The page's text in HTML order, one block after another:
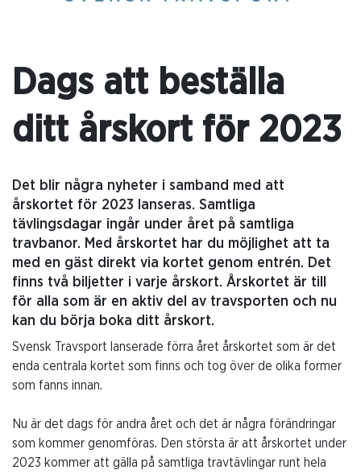
Dags att beställa
ditt årskort för 2023
Det blir några nyheter i samband med att
årskortet för 2023 lanseras. Samtliga
tävlingsdagar ingår under året på samtliga
travbanor. Med årskortet har du möjlighet att ta
med en gäst direkt via kortet genom entrén. Det
finns två biljetter i varje årskort. Årskortet är till
för alla som är en aktiv del av travsporten och nu
kan du börja boka ditt årskort.
Svensk Travsport lanserade förra året årskortet som är det
enda centrala kortet som finns och tog över de olika former
som fanns innan.
Nu är det dags för andra året och det är några förändringar
som kommer genomföras. Den största är att årskortet under
2023 kommer att gälla på samtliga travtävlingar runt hela